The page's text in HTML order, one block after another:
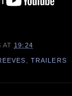
AT 19:24
TRAILERS